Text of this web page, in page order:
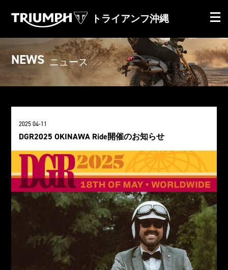
トライアンフ沖縄
NEWS ニュース
2025 04-11
DGR2025 OKINAWA Ride開催のお知らせ